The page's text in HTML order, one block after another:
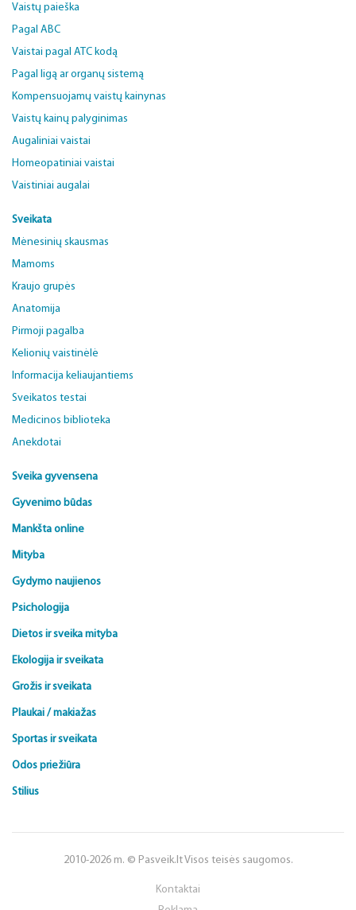
Vaistų paieška
Pagal ABC
Vaistai pagal ATC kodą
Pagal ligą ar organų sistemą
Kompensuojamų vaistų kainynas
Vaistų kainų palyginimas
Augaliniai vaistai
Homeopatiniai vaistai
Vaistiniai augalai
Sveikata
Mėnesinių skausmas
Mamoms
Kraujo grupės
Anatomija
Pirmoji pagalba
Kelionių vaistinėlė
Informacija keliaujantiems
Sveikatos testai
Medicinos biblioteka
Anekdotai
Sveika gyvensena
Gyvenimo būdas
Mankšta online
Mityba
Gydymo naujienos
Psichologija
Dietos ir sveika mityba
Ekologija ir sveikata
Grožis ir sveikata
Plaukai / makiažas
Sportas ir sveikata
Odos priežiūra
Stilius
2010-2026 m. © Pasveik.lt Visos teisės saugomos.
Kontaktai